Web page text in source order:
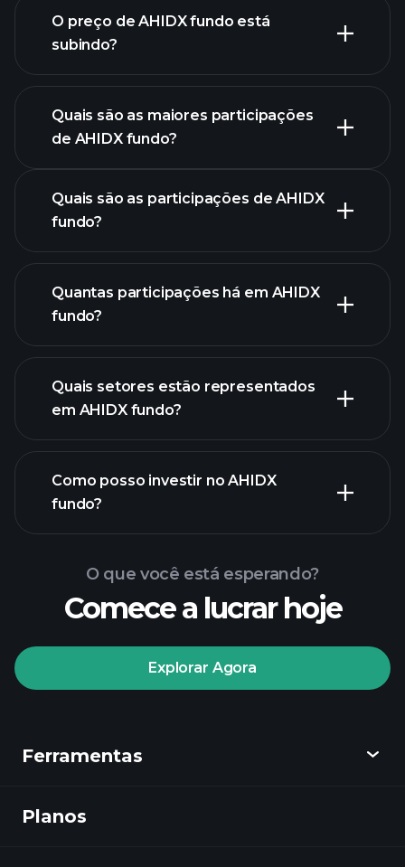
gráfico
avançado
O preço de AHIDX fundo está
subindo?
Quais são as maiores participações
de AHIDX fundo?
participações
Quais são as participações de AHIDX
fundo?
participações
Quantas participações há em AHIDX
fundo?
participações
Quais setores estão representados
em AHIDX fundo?
Como posso investir no AHIDX
fundo?
recomendado
O que você está esperando?
Comece a lucrar hoje
Explorar Agora
Ferramentas
Descobrir
Planos